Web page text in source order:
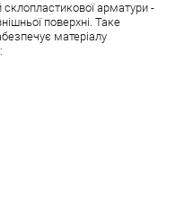
арматури -
поверхні. Таке
матеріалу